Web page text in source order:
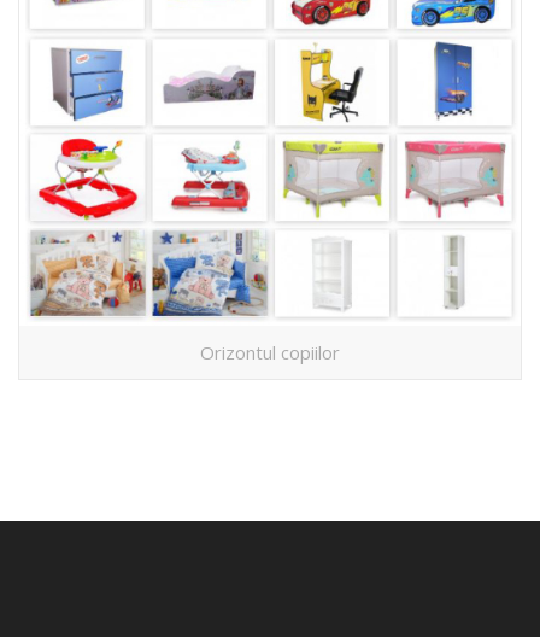
Orizontul copiilor